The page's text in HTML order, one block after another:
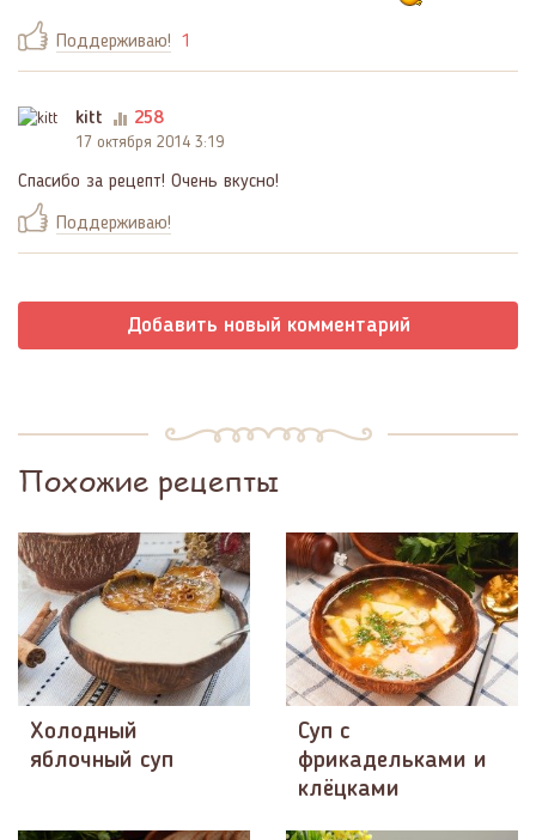
Поддерживаю! 1
kitt 258
17 октября 2014 3:19
Спасибо за рецепт! Очень вкусно!
Поддерживаю!
Добавить новый комментарий
Похожие рецепты
Холодный
яблочный суп
Суп с
фрикадельками и
клёцками